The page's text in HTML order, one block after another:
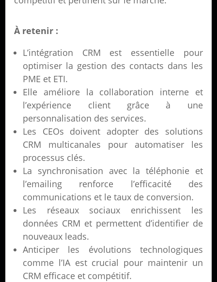
À retenir :
L’intégration CRM est essentielle pour
optimiser la gestion des contacts dans les
PME et ETI.
Elle améliore la collaboration interne et
l’expérience client grâce à une
personnalisation des services.
Les CEOs doivent adopter des solutions
CRM multicanales pour automatiser les
processus clés.
La synchronisation avec la téléphonie et
l’emailing renforce l’efficacité des
communications et le taux de conversion.
Les réseaux sociaux enrichissent les
données CRM et permettent d’identifier de
nouveaux leads.
Anticiper les évolutions technologiques
comme l’IA est crucial pour maintenir un
CRM efficace et compétitif.